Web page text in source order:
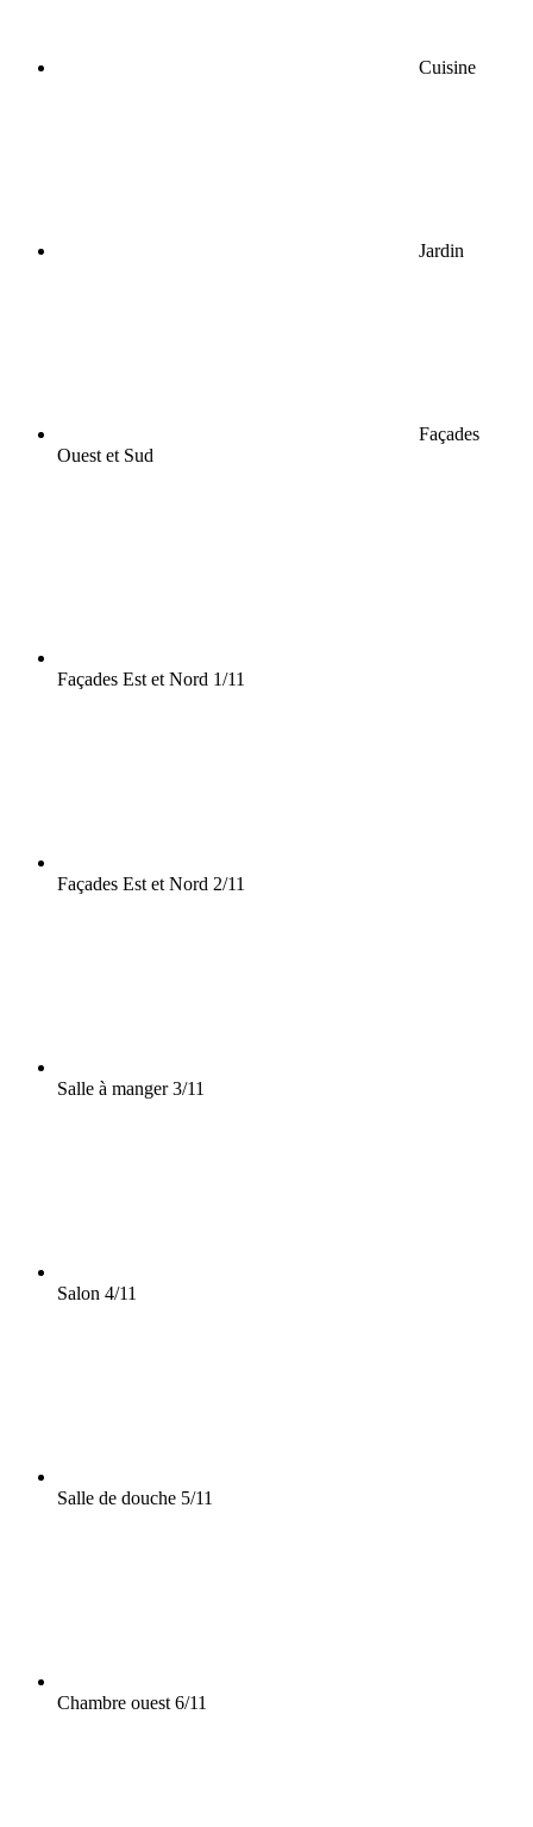
Cuisine
Jardin
Façades
Ouest et Sud
Façades Est et Nord 1/11
Façades Est et Nord 2/11
Salle à manger 3/11
Salon 4/11
Salle de douche 5/11
Chambre ouest 6/11